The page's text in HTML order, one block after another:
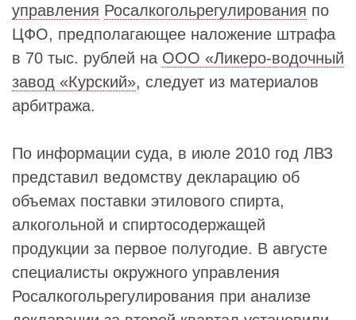
управления Росалкогольрегулирования по
ЦФО, предполагающее наложение штрафа
в 70 тыс. рублей на ООО «Ликеро-водочный
завод «Курский», следует из материалов
арбитража.
По информации суда, в июле 2010 год ЛВЗ
представил ведомству декларацию об
объемах поставки этилового спирта,
алкогольной и спиртосодержащей
продукции за первое полугодие. В августе
специалисты окружного управления
Росалкогольрегулирования при анализе